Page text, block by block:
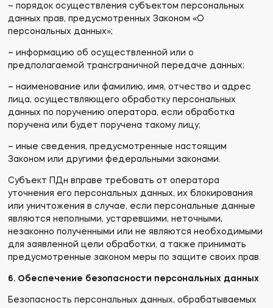
– порядок осуществления субъектом персональных
данных прав, предусмотренных Законом «О
персональных данных»;
– информацию об осуществленной или о
предполагаемой трансграничной передаче данных;
– наименование или фамилию, имя, отчество и адрес
лица, осуществляющего обработку персональных
данных по поручению оператора, если обработка
поручена или будет поручена такому лицу;
– иные сведения, предусмотренные настоящим
Законом или другими федеральными законами.
Субъект ПДн вправе требовать от оператора
уточнения его персональных данных, их блокирования
или уничтожения в случае, если персональные данные
являются неполными, устаревшими, неточными,
незаконно полученными или не являются необходимыми
для заявленной цели обработки, а также принимать
предусмотренные законом меры по защите своих прав.
6. Обеспечение безопасности персональных данных
Безопасность персональных данных, обрабатываемых